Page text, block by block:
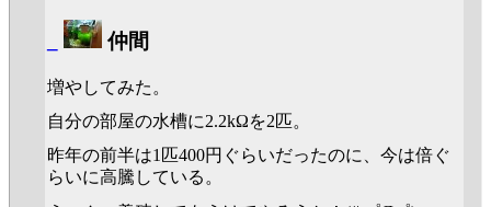
仲間
増やしてみた。
自分の部屋の水槽に2.2kΩを2匹。
昨年の前半は1匹400円ぐらいだったのに、今は倍ぐ
らいに高騰している。